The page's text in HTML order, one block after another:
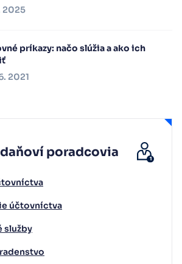
2025
príkazy: načo slúžia a ako ich
2021
poradcovia
účtovníctva
služby